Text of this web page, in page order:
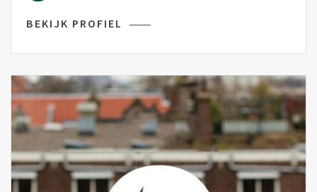
BEKIJK PROFIEL